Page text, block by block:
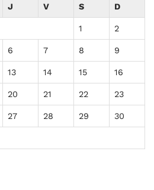
J V S D
1 2
6 7 8 9
13 14 15 16
20 21 22 23
27 28 29 30